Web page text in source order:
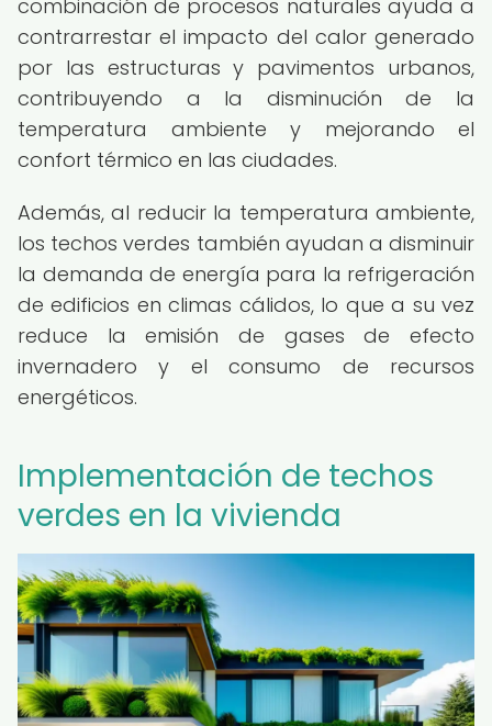
combinación de procesos naturales ayuda a
contrarrestar el impacto del calor generado
por las estructuras y pavimentos urbanos,
contribuyendo a la disminución de la
temperatura ambiente y mejorando el
confort térmico en las ciudades.
Además, al reducir la temperatura ambiente,
los techos verdes también ayudan a disminuir
la demanda de energía para la refrigeración
de edificios en climas cálidos, lo que a su vez
reduce la emisión de gases de efecto
invernadero y el consumo de recursos
energéticos.
Implementación de techos
verdes en la vivienda